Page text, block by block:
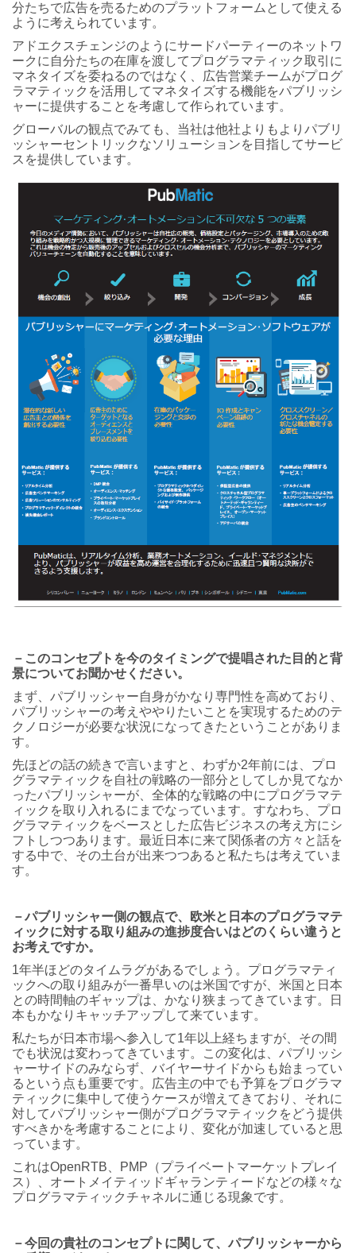
分たちで広告を売るためのプラットフォームとして使える
ように考えられています。
アドエクスチェンジのようにサードパーティーのネットワ
ークに自分たちの在庫を渡してプログラマティック取引に
マネタイズを委ねるのではなく、広告営業チームがプログ
ラマティックを活用してマネタイズする機能をパブリッシ
ャーに提供することを考慮して作られています。
グローバルの観点でみても、当社は他社よりもよりパブリ
ッシャーセントリックなソリューションを目指してサービ
スを提供しています。
－このコンセプトを今のタイミングで提唱された目的と背
景についてお聞かせください。
まず、パブリッシャー自身がかなり専門性を高めており、
パブリッシャーの考えややりたいことを実現するためのテ
クノロジーが必要な状況になってきたということがありま
す。
先ほどの話の続きで言いますと、わずか2年前には、プロ
グラマティックを自社の戦略の一部分としてしか見てなか
ったパブリッシャーが、全体的な戦略の中にプログラマテ
ィックを取り入れるにまでなっています。すなわち、プロ
グラマティックをベースとした広告ビジネスの考え方にシ
フトしつつあります。最近日本に来て関係者の方々と話を
する中で、その土台が出来つつあると私たちは考えていま
す。
－パブリッシャー側の観点で、欧米と日本のプログラマテ
ィックに対する取り組みの進捗度合いはどのくらい違うと
お考えですか。
1年半ほどのタイムラグがあるでしょう。プログラマティ
ックへの取り組みが一番早いのは米国ですが、米国と日本
との時間軸のギャップは、かなり狭まってきています。日
本もかなりキャッチアップして来ています。
私たちが日本市場へ参入して1年以上経ちますが、その間
でも状況は変わってきています。この変化は、パブリッシ
ャーサイドのみならず、バイヤーサイドからも始まってい
るという点も重要です。広告主の中でも予算をプログラマ
ティックに集中して使うケースが増えてきており、それに
対してパブリッシャー側がプログラマティックをどう提供
すべきかを考慮することにより、変化が加速していると思
っています。
これはOpenRTB、PMP（プライベートマーケットプレイ
ス）、オートメイティッドギャランティードなどの様々な
プログラマティックチャネルに通じる現象です。
－今回の貴社のコンセプトに関して、パブリッシャーから